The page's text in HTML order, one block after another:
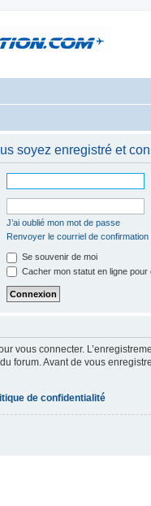
soyez enregistré et
J’ai oublié mon mot de passe
Renvoyer le courriel de confirmation
Se souvenir de moi
Cacher mon statut en ligne
vous connecter.
forum. Avant de vous
de confidentialité